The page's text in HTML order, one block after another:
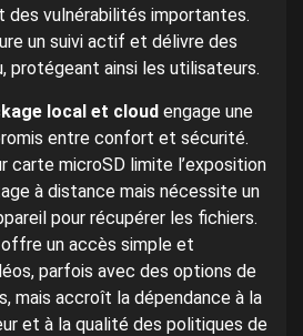
des vulnérabilités importantes.
un suivi actif et délivre des
protégeant ainsi les utilisateurs.
local et cloud engage une
entre confort et sécurité.
carte microSD limite l’exposition
à distance mais nécessite un
pour récupérer les fichiers.
offre un accès simple et
parfois avec des options de
mais accroît la dépendance à la
et à la qualité des politiques de